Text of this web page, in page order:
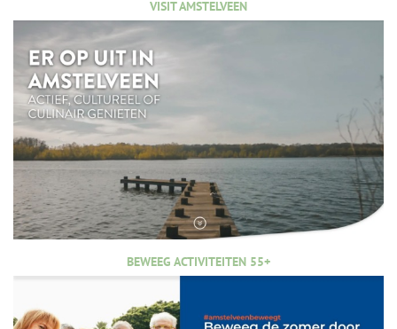
VISIT AMSTELVEEN
BEWEEG ACTIVITEITEN 55+